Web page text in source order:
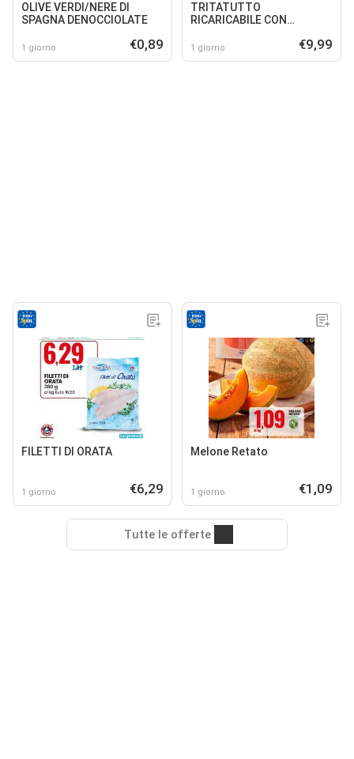
OLIVE VERDI/NERE DI
SPAGNA DENOCCIOLATE
1 giorno €0,89
TRITATUTTO
RICARICABILE CON
'NORMENDE'
1 giorno €9,99
FILETTI DI ORATA
1 giorno €6,29
Melone Retato
1 giorno €1,09
Tutte le offerte